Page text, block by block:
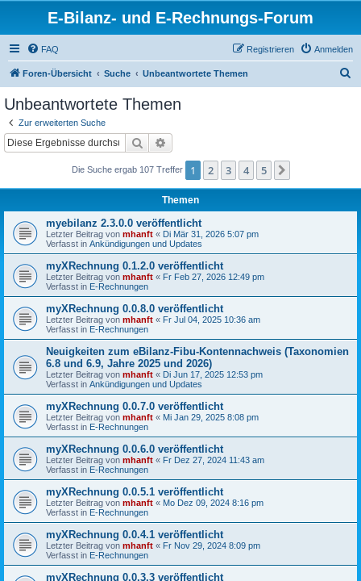
E-Bilanz- und E-Rechnungs-Forum
FAQ Anmelden
Registrieren
Foren-Übersicht Suche Unbeantwortete Themen
Unbeantwortete Themen
Zur erweiterten Suche
Suche
Die Suche ergab 107 Treffer 1 2 3 4 5
Themen
myebilanz 2.3.0.0 veröffentlicht
Letzter Beitrag von mhanft « Di Mär 31, 2026 5:07 pm
Verfasst in Ankündigungen und Updates
myXRechnung 0.1.2.0 veröffentlicht
Letzter Beitrag von mhanft « Fr Feb 27, 2026 12:49 pm
Verfasst in E-Rechnungen
myXRechnung 0.0.8.0 veröffentlicht
Letzter Beitrag von mhanft « Fr Jul 04, 2025 10:36 am
Verfasst in E-Rechnungen
Neuigkeiten zum eBilanz-Fibu-Kontennachweis (Taxonomien
6.8 und 6.9, Jahre 2025 und 2026)
Letzter Beitrag von mhanft « Di Jun 17, 2025 12:53 pm
Verfasst in Ankündigungen und Updates
myXRechnung 0.0.7.0 veröffentlicht
Letzter Beitrag von mhanft « Mi Jan 29, 2025 8:08 pm
Verfasst in E-Rechnungen
myXRechnung 0.0.6.0 veröffentlicht
Letzter Beitrag von mhanft « Fr Dez 27, 2024 11:43 am
Verfasst in E-Rechnungen
myXRechnung 0.0.5.1 veröffentlicht
Letzter Beitrag von mhanft « Mo Dez 09, 2024 8:16 pm
Verfasst in E-Rechnungen
myXRechnung 0.0.4.1 veröffentlicht
Letzter Beitrag von mhanft « Fr Nov 29, 2024 8:09 pm
Verfasst in E-Rechnungen
myXRechnung 0.0.3.3 veröffentlicht